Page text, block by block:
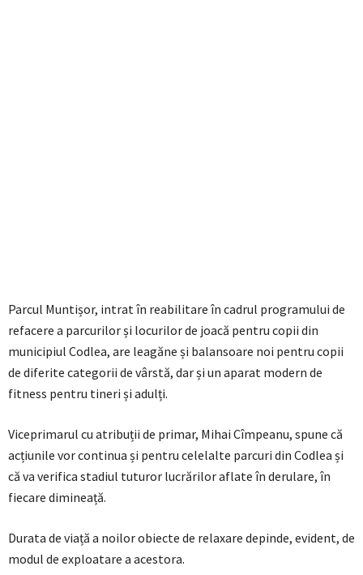
Parcul Muntișor, intrat în reabilitare în cadrul programului de
refacere a parcurilor și locurilor de joacă pentru copii din
municipiul Codlea, are leagăne și balansoare noi pentru copii
de diferite categorii de vârstă, dar și un aparat modern de
fitness pentru tineri și adulți.
Viceprimarul cu atribuții de primar, Mihai Cîmpeanu, spune că
acțiunile vor continua și pentru celelalte parcuri din Codlea și
că va verifica stadiul tuturor lucrărilor aflate în derulare, în
fiecare dimineață.
Durata de viață a noilor obiecte de relaxare depinde, evident, de
modul de exploatare a acestora.